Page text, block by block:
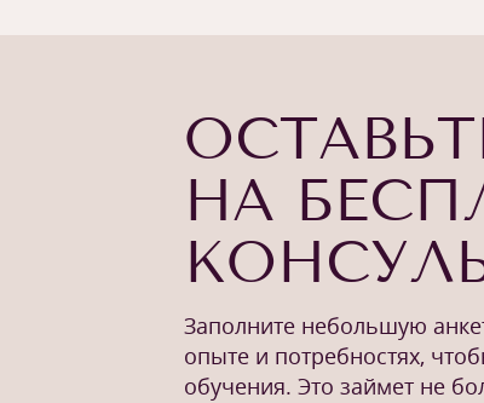
НА
Заполните небольшую
опыте и потребностях,
обучения. Это займет не